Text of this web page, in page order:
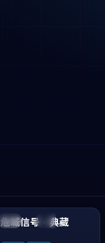
日本 独播
95:51
危城信号·典藏